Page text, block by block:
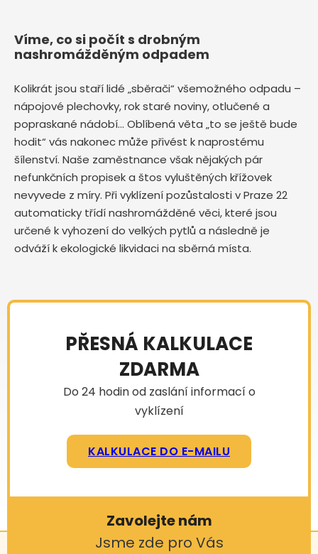
Víme, co si počít s drobným
nashromážděným odpadem
Kolikrát jsou staří lidé „sběrači“ všemožného odpadu –
nápojové plechovky, rok staré noviny, otlučené a
popraskané nádobí… Oblíbená věta „to se ještě bude
hodit“ vás nakonec může přivést k naprostému
šílenství. Naše zaměstnance však nějakých pár
nefunkčních propisek a štos vyluštěných křížovek
nevyvede z míry. Při vyklízení pozůstalosti v Praze 22
automaticky třídí nashromážděné věci, které jsou
určené k vyhození do velkých pytlů a následně je
odváží k ekologické likvidaci na sběrná místa.
PŘESNÁ KALKULACE
ZDARMA
Do 24 hodin od zaslání informací o
vyklízení
KALKULACE DO E-MAILU
Zavolejte nám
Jsme zde pro Vás